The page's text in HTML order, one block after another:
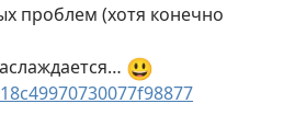
проблем (хотя конечно
😃